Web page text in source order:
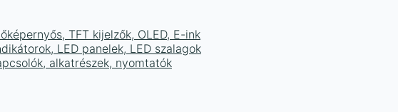
TFT kijelzők, OLED, E-ink
LED panelek, LED szalagok
alkatrészek, nyomtatók